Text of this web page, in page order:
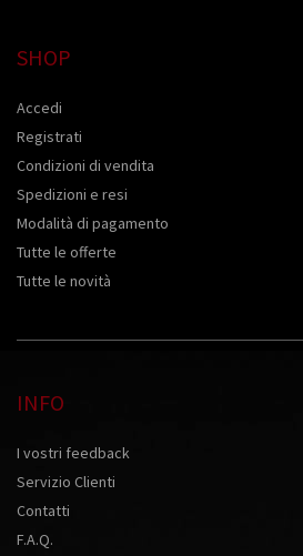
SHOP
Accedi
Registrati
Condizioni di vendita
Spedizioni e resi
Modalità di pagamento
Tutte le offerte
Tutte le novità
INFO
I vostri feedback
Servizio Clienti
Contatti
F.A.Q.